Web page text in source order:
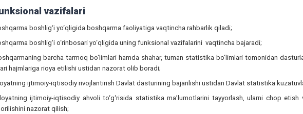
vazifalari
boshlig‘i yo‘qligida boshqarma faoliyatiga vaqtincha rahbarlik qiladi;
boshlig‘i o‘rinbosari yo‘qligida uning funksional vazifalarini vaqtincha bajaradi;
barcha tarmoq bo‘limlari hamda shahar, tuman statistika bo‘limlari tomonidan
hajmlariga rioya etilishi ustidan nazorat olib boradi;
ijtimoiy-iqtisodiy rivojlantirish Davlat dasturining bajarilishi ustidan Davlat statistika
ijtimoiy-iqtisodiy ahvoli to‘g‘risida statistika ma’lumotlarini tayyorlash, ularni chop etish
nazorat qilish;